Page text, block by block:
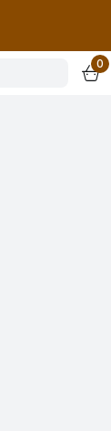
0